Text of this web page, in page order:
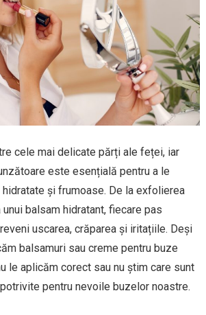
cele mai delicate părți ale feței, iar
este esențială pentru a le
și frumoase. De la exfolierea
balsam hidratant, fiecare pas
uscarea, crăparea și iritațiile. Deși
balsamuri sau creme pentru buze
le aplicăm corect sau nu știm care sunt
pentru nevoile buzelor noastre.